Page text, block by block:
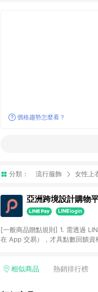
價格趨勢怎麼看？
分類： 流行服飾 女性上
亞洲跨境設計購物
[一般商品贈點規則] 1. 需透過
在 App 交易），才具點數回饋
格，部分退款不在此限。 6.
相似商品 熱銷排行榜